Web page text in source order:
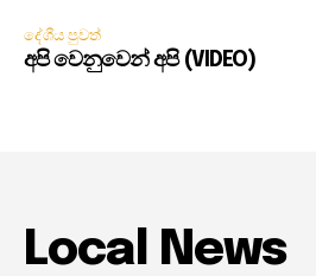
දේශීය පුවත්
අපි වෙනුවෙන් අපි (VIDEO)
Local News